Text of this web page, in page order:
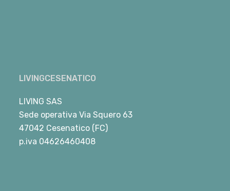
LIVINGCESENATICO
LIVING SAS
Sede operativa Via Squero 63
47042 Cesenatico (FC)
p.iva 04626460408